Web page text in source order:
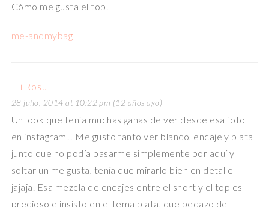
Cómo me gusta el top.
me-andmybag
Eli Rosu
28 julio, 2014 at 10:22 pm (12 años ago)
Un look que tenía muchas ganas de ver desde esa foto
en instagram!! Me gusto tanto ver blanco, encaje y plata
junto que no podía pasarme simplemente por aquí y
soltar un me gusta, tenía que mirarlo bien en detalle
jajaja. Esa mezcla de encajes entre el short y el top es
precioso e insisto en el tema plata, que pedazo de